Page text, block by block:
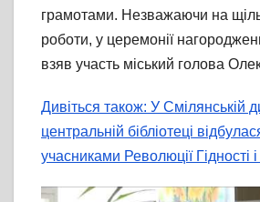
грамотами. Незважаючи на
роботи, у церемонії
взяв участь міський голова
Дивіться також: У Смілянській
центральній бібліотеці
учасниками Революції Гідності